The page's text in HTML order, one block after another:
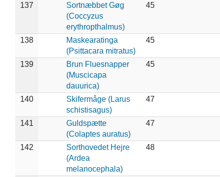
137
Sortnæbbet Gøg
(Coccyzus
erythropthalmus)
45
138
Maskearatinga
(Psittacara mitratus)
45
139
Brun Fluesnapper
(Muscicapa
dauurica)
45
140
Skifermåge (Larus
schistisagus)
47
141
Guldspætte
(Colaptes auratus)
47
142
Sorthovedet Hejre
(Ardea
melanocephala)
48